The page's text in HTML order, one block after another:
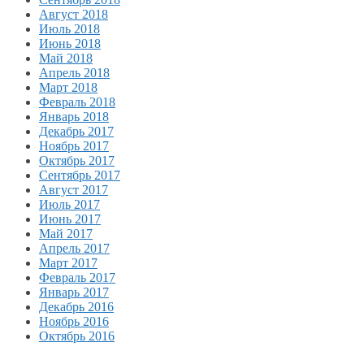
Август 2018
Июль 2018
Июнь 2018
Май 2018
Апрель 2018
Март 2018
Февраль 2018
Январь 2018
Декабрь 2017
Ноябрь 2017
Октябрь 2017
Сентябрь 2017
Август 2017
Июль 2017
Июнь 2017
Май 2017
Апрель 2017
Март 2017
Февраль 2017
Январь 2017
Декабрь 2016
Ноябрь 2016
Октябрь 2016